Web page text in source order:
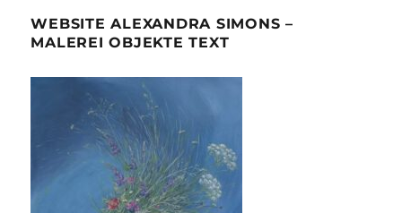
WEBSITE ALEXANDRA SIMONS –
MALEREI OBJEKTE TEXT